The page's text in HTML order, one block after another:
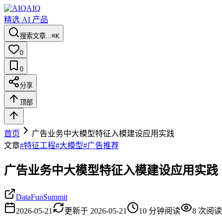
AIQ
精选 AI 产品
搜索文章...⌘K
0
0
分享
顶部
首页
广告业务中大模型特征入模建设应用实践
文章#特征工程#大模型#广告推荐
广告业务中大模型特征入模建设应用实践
DataFunSummit
2026-05-21
更新于 2026-05-21 10 分钟阅读 8 次阅读